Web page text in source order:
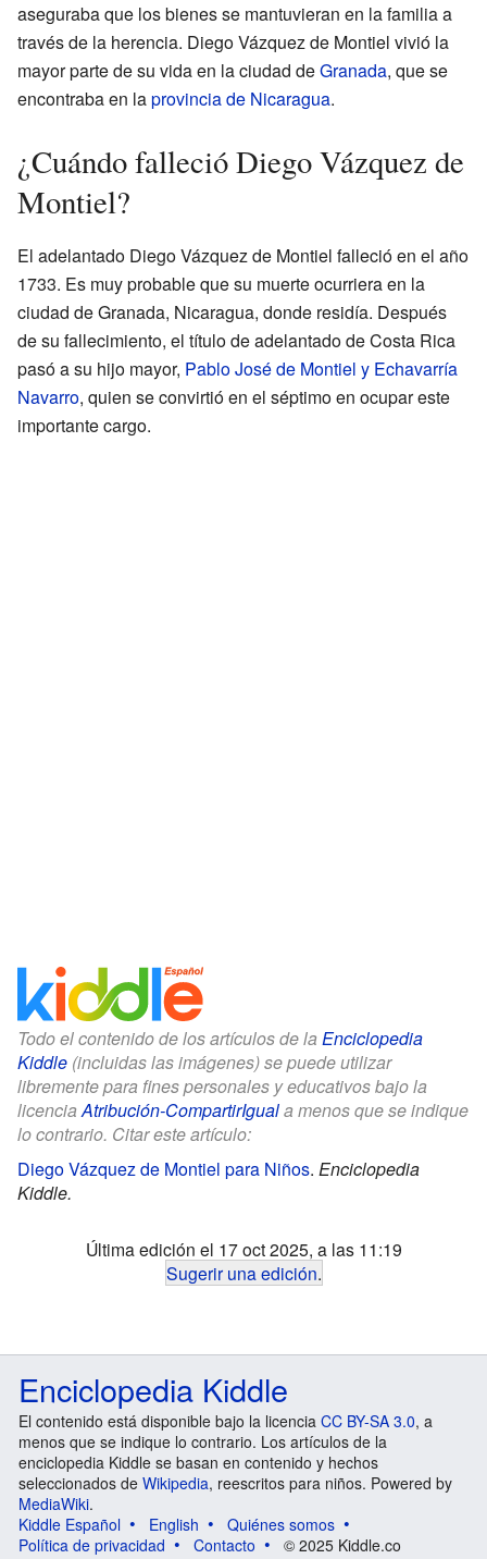
aseguraba que los bienes se mantuvieran en la familia a
través de la herencia. Diego Vázquez de Montiel vivió la
mayor parte de su vida en la ciudad deGranada, que se
encontraba en laprovincia de Nicaragua.
¿Cuándo falleció Diego Vázquez de
Montiel?
El adelantado Diego Vázquez de Montiel falleció en el año
1733. Es muy probable que su muerte ocurriera en la
ciudad de Granada, Nicaragua, donde residía. Después
de su fallecimiento, el título de adelantado de Costa Rica
pasó a su hijo mayor, Pablo José de Montiel y Echavarría
Navarro, quien se convirtió en el séptimo en ocupar este
importante cargo.
Todo el contenido de los artículos de la Enciclopedia
Kiddle (incluidas las imágenes) se puede utilizar
libremente para fines personales y educativos bajo la
licenciaAtribución-CompartirIguala menos que se indique
lo contrario. Citar este artículo:
Diego Vázquez de Montiel para Niños. Enciclopedia
Kiddle.
Última edición el 17 oct 2025, a las 11:19
Sugerir una edición.
Enciclopedia Kiddle
El contenido está disponible bajo la licencia CC BY-SA 3.0, a
menos que se indique lo contrario. Los artículos de la
enciclopedia Kiddle se basan en contenido y hechos
seleccionados de Wikipedia, reescritos para niños. Powered by
MediaWiki.
Kiddle Español
English
Quiénes somos
Política de privacidad
Contacto © 2025 Kiddle.co